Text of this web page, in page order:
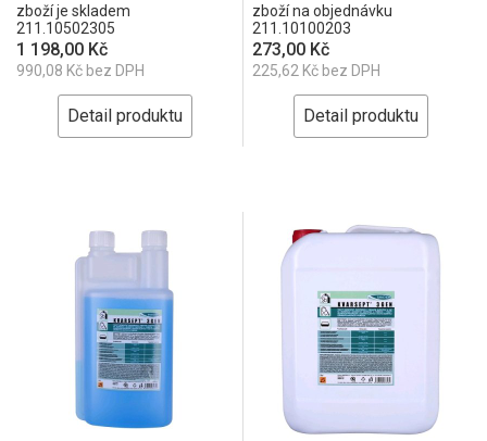
zboží je skladem
211.10502305
1 198,00 Kč
990,08 Kč bez DPH
Detail produktu
zboží na objednávku
211.10100203
273,00 Kč
225,62 Kč bez DPH
Detail produktu